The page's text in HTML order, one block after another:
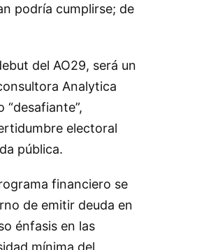
podría cumplirse; de
del AO29, será un
Analytica
electoral
pública.
financiero se
de emitir deuda en
énfasis en las
mínima del